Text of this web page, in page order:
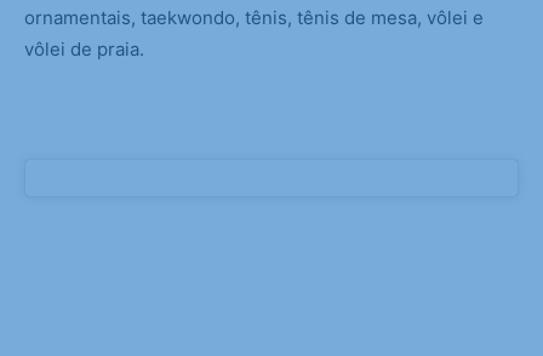
ornamentais, taekwondo, tênis, tênis de mesa, vôlei e
vôlei de praia.